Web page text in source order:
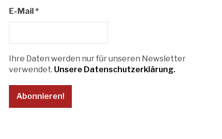
E-Mail*
Ihre Daten werden nur für unseren Newsletter
verwendet. Unsere Datenschutzerklärung.